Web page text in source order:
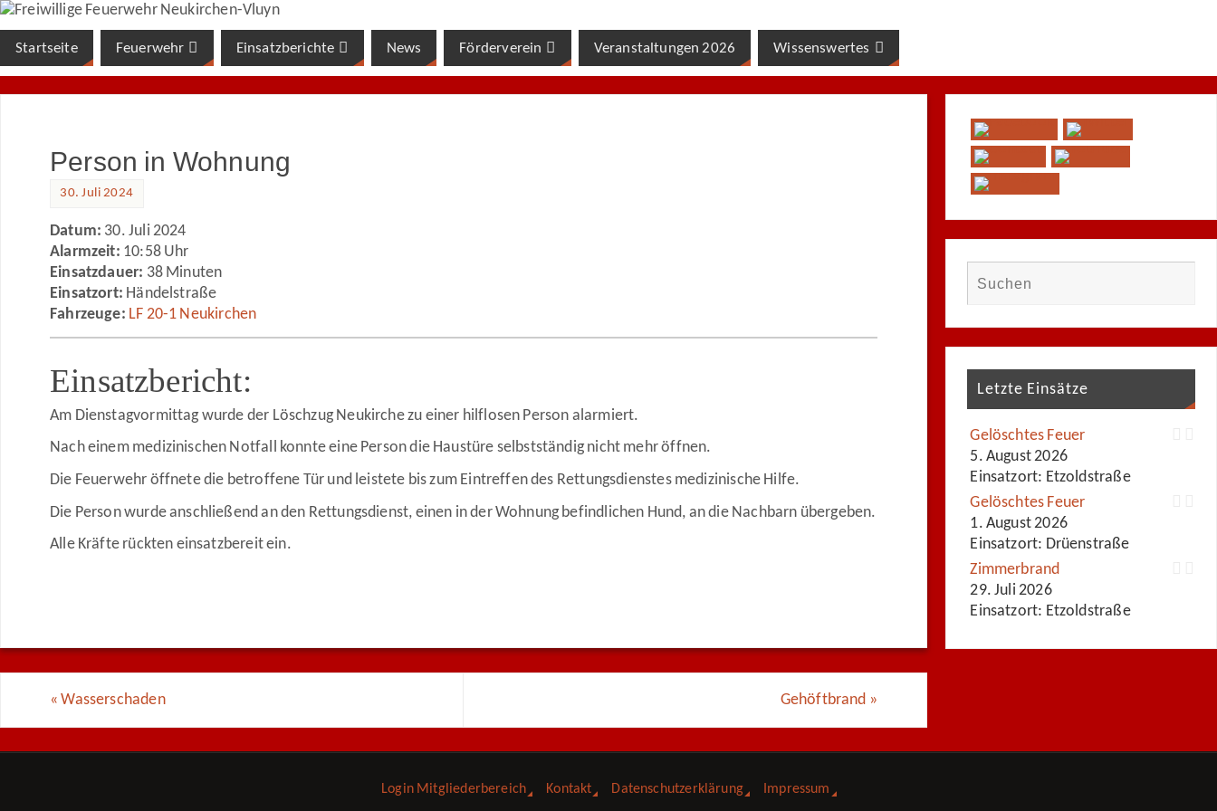
Startseite Feuerwehr Einsatzberichte News Förderverein Veranstaltungen 2026 Wissenswertes
Person in Wohnung
30. Juli 2024
Datum: 30. Juli 2024
Alarmzeit: 10:58 Uhr
Einsatzdauer: 38 Minuten
Einsatzort: Händelstraße
Fahrzeuge: LF 20-1 Neukirchen
Einsatzbericht:
Am Dienstagvormittag wurde der Löschzug Neukirche zu einer hilflosen Person alarmiert.
Nach einem medizinischen Notfall konnte eine Person die Haustüre selbstständig nicht mehr öffnen.
Die Feuerwehr öffnete die betroffene Tür und leistete bis zum Eintreffen des Rettungsdienstes medizinische Hilfe.
Die Person wurde anschließend an den Rettungsdienst, einen in der Wohnung befindlichen Hund, an die Nachbarn übergeben.
Alle Kräfte rückten einsatzbereit ein.
« Wasserschaden Gehöftbrand »
Letzte Einsätze
Gelöschtes Feuer
5. August 2026
Einsatzort: Etzoldstraße
Gelöschtes Feuer
1. August 2026
Einsatzort: Drüenstraße
Zimmerbrand
29. Juli 2026
Einsatzort: Etzoldstraße
Login Mitgliederbereich Kontakt Datenschutzerklärung Impressum